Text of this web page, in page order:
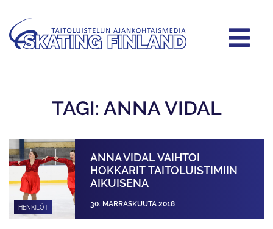
TAGI: ANNA VIDAL
HENKILÖT
ANNA VIDAL VAIHTOI
HOKKARIT TAITOLUISTIMIIN
AIKUISENA
30. MARRASKUUTA 2018